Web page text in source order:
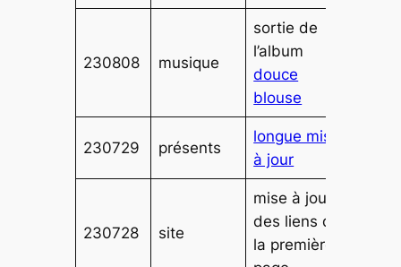
230808 musique
sortie de
l’album
douce
blouse
230729 présents
longue mise
à jour
230728 site
mise à jour
des liens de
la première